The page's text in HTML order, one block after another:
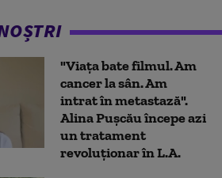
"Viața bate filmul. Am
cancer la sân. Am
intrat în metastază".
Alina Pușcău începe azi
un tratament
revoluționar în L.A.